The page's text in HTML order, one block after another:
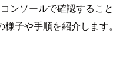
ンソールで確認すること
子や手順を紹介します。